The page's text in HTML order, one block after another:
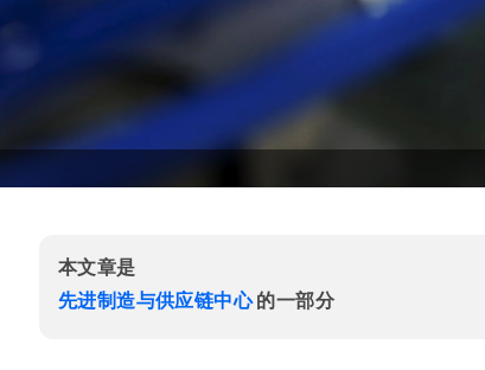
本文章是
先进制造与供应链中心的一部分